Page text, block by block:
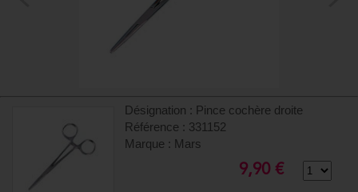
Désignation : Pince cochère droite
Référence : 331152
Marque : Mars
9,90 €